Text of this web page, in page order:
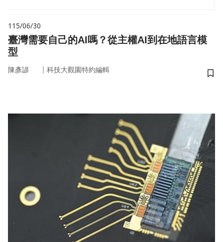
115/06/30
臺灣需要自己的AI嗎？從主權AI到在地語言模
型
陳彥諺 ｜ 科技大觀園特約編輯
儲